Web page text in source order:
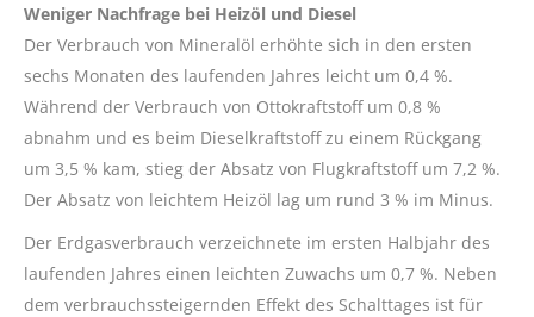
Weniger Nachfrage bei Heizöl und Diesel
Der Verbrauch von Mineralöl erhöhte sich in den ersten
sechs Monaten des laufenden Jahres leicht um 0,4 %.
Während der Verbrauch von Ottokraftstoff um 0,8 %
abnahm und es beim Dieselkraftstoff zu einem Rückgang
um 3,5 % kam, stieg der Absatz von Flugkraftstoff um 7,2 %.
Der Absatz von leichtem Heizöl lag um rund 3 % im Minus.
Der Erdgasverbrauch verzeichnete im ersten Halbjahr des
laufenden Jahres einen leichten Zuwachs um 0,7 %. Neben
dem verbrauchssteigernden Effekt des Schalttages ist für